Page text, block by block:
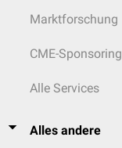
Marktforschung
CME-Sponsoring
Alle Services
Alles andere